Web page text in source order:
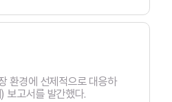
환경에 선제적으로 대응하
보고서를 발간했다.